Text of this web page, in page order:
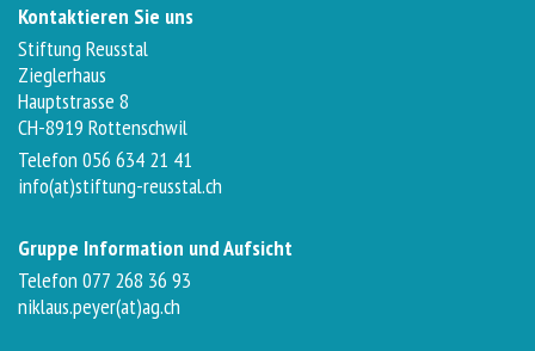
Kontaktieren Sie uns
Stiftung Reusstal
Zieglerhaus
Hauptstrasse 8
CH-8919 Rottenschwil
Telefon 056 634 21 41
info(at)stiftung-reusstal.ch
Gruppe Information und Aufsicht
Telefon 077 268 36 93
niklaus.peyer(at)ag.ch